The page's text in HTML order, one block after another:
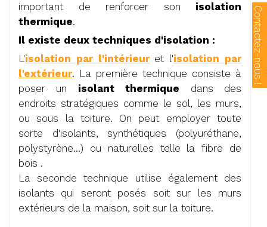
important de renforcer son isolation
thermique.
Il existe deux techniques d'isolation :
L'isolation par l'intérieuret l'isolation par
l'extérieur. La première technique consiste à
poser un isolant thermique dans des
endroits stratégiques comme le sol, les murs,
ou sous la toiture. On peut employer toute
sorte d'isolants, synthétiques (polyuréthane,
polystyrène...) ou naturelles telle la fibre de
bois .
La seconde technique utilise également des
isolants qui seront posés soit sur les murs
extérieurs de la maison, soit sur la toiture.